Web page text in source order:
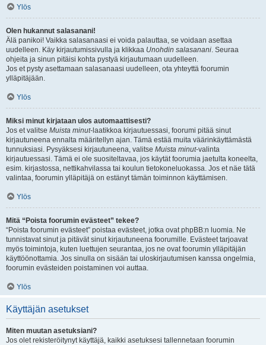
Ylös
Olen hukannut salasanani!
Älä panikoi! Vaikka salasanaasi ei voida palauttaa, se voidaan asettaa
uudelleen. Käy kirjautumissivulla ja klikkaa Unohdin salasanani. Seuraa
ohjeita ja sinun pitäisi kohta pystyä kirjautumaan uudelleen.
Jos et pysty asettamaan salasanaasi uudelleen, ota yhteyttä foorumin
ylläpitäjään.
Ylös
Miksi minut kirjataan ulos automaattisesti?
Jos et valitse Muista minut-laatikkoa kirjautuessasi, foorumi pitää sinut
kirjautuneena ennalta määritellyn ajan. Tämä estää muita väärinkäyttämästä
tunnuksiasi. Pysyäksesi kirjautuneena, valitse Muista minut-valinta
kirjautuessasi. Tämä ei ole suositeltavaa, jos käytät foorumia jaetulta koneelta,
esim. kirjastossa, nettikahvilassa tai koulun tietokoneluokassa. Jos et näe tätä
valintaa, foorumin ylläpitäjä on estänyt tämän toiminnon käyttämisen.
Ylös
Mitä “Poista foorumin evästeet” tekee?
“Poista foorumin evästeet” poistaa evästeet, jotka ovat phpBB:n luomia. Ne
tunnistavat sinut ja pitävät sinut kirjautuneena foorumille. Evästeet tarjoavat
myös toimintoja, kuten luettujen seurantaa, jos ne ovat foorumin ylläpitäjän
käyttöönottamia. Jos sinulla on sisään tai uloskirjautumisen kanssa ongelmia,
foorumin evästeiden poistaminen voi auttaa.
Ylös
Käyttäjän asetukset
Miten muutan asetuksiani?
Jos olet rekisteröitynyt käyttäjä, kaikki asetuksesi tallennetaan foorumin